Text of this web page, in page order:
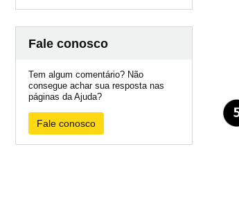
Fale conosco
Tem algum comentário? Não
consegue achar sua resposta nas
páginas da Ajuda?
Fale conosco